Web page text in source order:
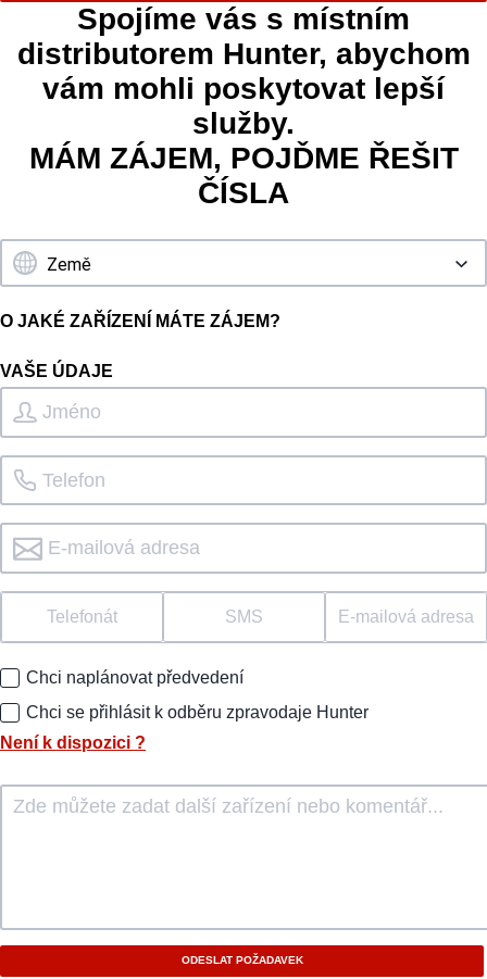
Spojíme vás s místním
distributorem Hunter, abychom
vám mohli poskytovat lepší
služby.
MÁM ZÁJEM, POJĎME ŘEŠIT
ČÍSLA
O JAKÉ ZAŘÍZENÍ MÁTE ZÁJEM?
VAŠE ÚDAJE
Telefonát SMS E-mailová adresa
Chci naplánovat předvedení
Chci se přihlásit k odběru zpravodaje Hunter
Není k dispozici ?
ODESLAT POŽADAVEK